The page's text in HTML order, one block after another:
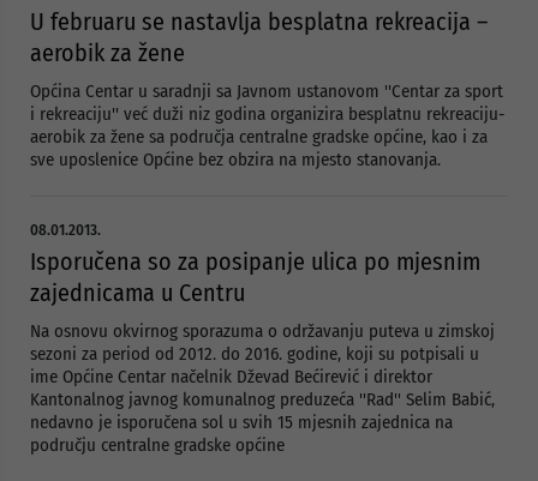
U februaru se nastavlja besplatna rekreacija –
aerobik za žene
Općina Centar u saradnji sa Javnom ustanovom ''Centar za sport
i rekreaciju'' već duži niz godina organizira besplatnu rekreaciju-
aerobik za žene sa područja centralne gradske općine, kao i za
sve uposlenice Općine bez obzira na mjesto stanovanja.
08.01.2013.
Isporučena so za posipanje ulica po mjesnim
zajednicama u Centru
Na osnovu okvirnog sporazuma o održavanju puteva u zimskoj
sezoni za period od 2012. do 2016. godine, koji su potpisali u
ime Općine Centar načelnik Dževad Bećirević i direktor
Kantonalnog javnog komunalnog preduzeća ''Rad'' Selim Babić,
nedavno je isporučena sol u svih 15 mjesnih zajednica na
području centralne gradske općine